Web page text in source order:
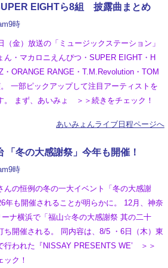
EIGHTら8組 披露曲まとめ
時
（金）放送の「ミュージックステーション」
ん・マカロニえんぴつ・SUPER EIGHT・H
・ORANGE RANGE・T.M.Revolution・TOM
一部ピックアップして注目アーティストを
。 まず、あいみょ ＞＞続きをチェック！
あいみょんライブ日程ページへ
「冬の⼤感謝祭」今年も開催！
時
んの恒例の冬の一大イベント「冬の⼤感謝
年も開催されることが明らかに。 12月、神奈
ーナ横浜で「福山☆冬の大感謝祭 其の二十
ち開催される。 同内容は、8/5 ・6日（木）東
行われた『NISSAY PRESENTS WE’ ＞＞
ック！